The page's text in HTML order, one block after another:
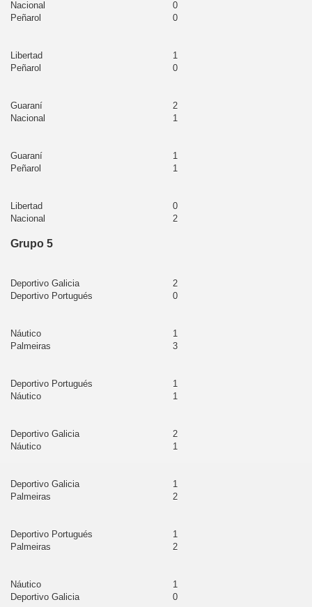
Nacional
0
Peñarol
0
Libertad
1
Peñarol
0
Guaraní
2
Nacional
1
Guaraní
1
Peñarol
1
Libertad
0
Nacional
2
Grupo 5
Deportivo Galicia
2
Deportivo Portugués
0
Náutico
1
Palmeiras
3
Deportivo Portugués
1
Náutico
1
Deportivo Galicia
2
Náutico
1
Deportivo Galicia
1
Palmeiras
2
Deportivo Portugués
1
Palmeiras
2
Náutico
1
Deportivo Galicia
0